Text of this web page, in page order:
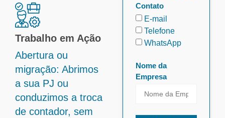
Trabalho em Ação
Abertura ou
migração: Abrimos
a sua PJ ou
conduzimos a troca
de contador, sem
Contato
E-mail
Telefone
WhatsApp
Nome da
Empresa